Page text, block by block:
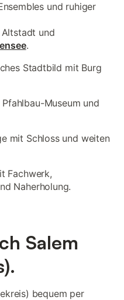
und ruhiger
und
.
Stadtbild mit Burg
Pfahlbau-Museum und
mit Schloss und weiten
Fachwerk,
Naherholung.
Salem
bequem per